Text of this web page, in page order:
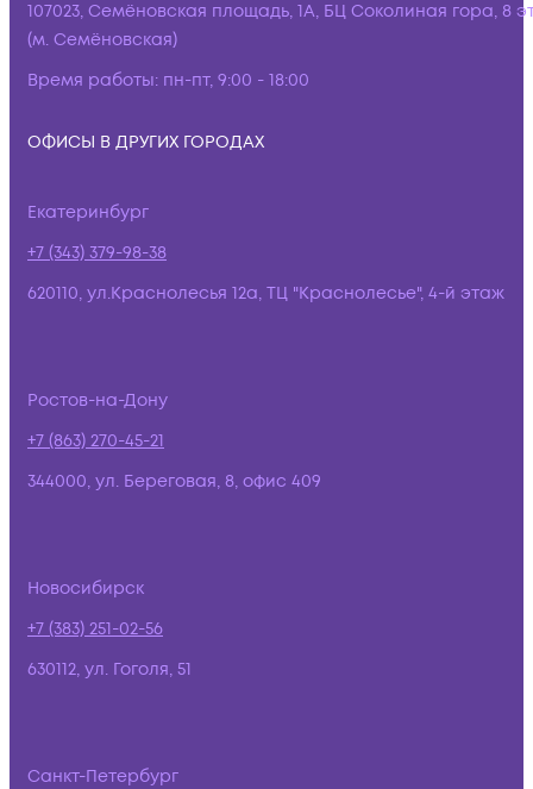
107023, Семёновская площадь, 1А, БЦ Соколиная гора, 8
(м. Семёновская)
Время работы: пн-пт, 9:00 - 18:00
ОФИСЫ В ДРУГИХ ГОРОДАХ
Екатеринбург
+7 (343) 379-98-38
620110, ул.Краснолесья 12а, ТЦ "Краснолесье", 4-й этаж
Ростов-на-Дону
+7 (863) 270-45-21
344000, ул. Береговая, 8, офис 409
Новосибирск
+7 (383) 251-02-56
630112, ул. Гоголя, 51
Санкт-Петербург